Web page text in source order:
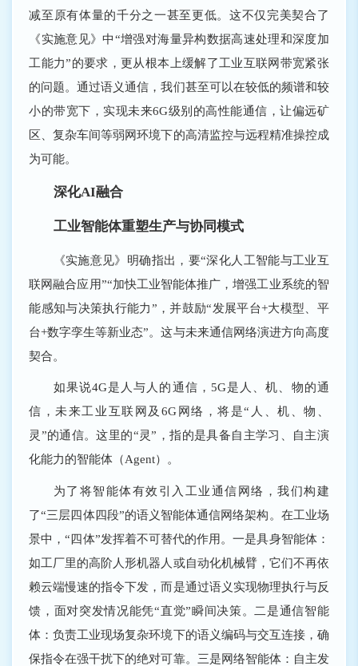
减至原有体量的千分之一甚至更低。这不仅完美契合了
《实施意见》中“增强对海量异构数据高速处理和深度加
工能力”的要求，更从根本上缓解了工业互联网带宽紧张
的问题。通过语义通信，我们甚至可以在较低的频谱和较
小的带宽下，实现未来6G级别的高性能通信，让偏远矿
区、复杂车间等弱网环境下的高清监控与远程精准操控成
为可能。
深化AI融合
工业智能体重塑生产与协同模式
《实施意见》明确指出，要“深化人工智能与工业互
联网融合应用”“加快工业智能体推广，增强工业系统的智
能感知与决策执行能力”，并鼓励“发展平台+大模型、平
台+数字孪生等新业态”。这与未来通信网络演进方向高度
契合。
如果说4G是人与人的通信，5G是人、机、物的通
信，未来工业互联网及6G网络，将是“人、机、物、
灵”的通信。这里的“灵”，指的是具备自主学习、自主演
化能力的智能体（Agent）。
为了将智能体有效引入工业通信网络，我们构建
了“三层四体四段”的语义智能体通信网络架构。在工业场
景中，“四体”发挥着不可替代的作用。一是具身智能体：
如工厂里的高阶人形机器人或自动化机械臂，它们不再依
赖云端慢速的指令下发，而是通过语义实现物理执行与反
馈，面对突发情况能凭“直觉”瞬间决策。二是通信智能
体：负责工业现场复杂环境下的语义编码与交互连接，确
保指令在强干扰下的绝对可靠。三是网络智能体：自主发